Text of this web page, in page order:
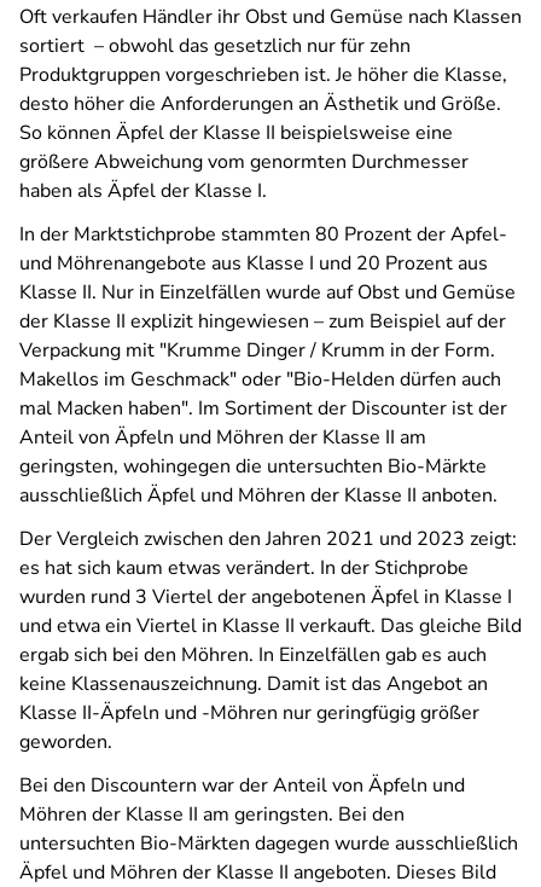
Oft verkaufen Händler ihr Obst und Gemüse nach Klassen
sortiert – obwohl das gesetzlich nur für zehn
Produktgruppen vorgeschrieben ist. Je höher die Klasse,
desto höher die Anforderungen an Ästhetik und Größe.
So können Äpfel der Klasse II beispielsweise eine
größere Abweichung vom genormten Durchmesser
haben als Äpfel der Klasse I.
In der Marktstichprobe stammten 80 Prozent der Apfel-
und Möhrenangebote aus Klasse I und 20 Prozent aus
Klasse II. Nur in Einzelfällen wurde auf Obst und Gemüse
der Klasse II explizit hingewiesen – zum Beispiel auf der
Verpackung mit "Krumme Dinger / Krumm in der Form.
Makellos im Geschmack" oder "Bio-Helden dürfen auch
mal Macken haben". Im Sortiment der Discounter ist der
Anteil von Äpfeln und Möhren der Klasse II am
geringsten, wohingegen die untersuchten Bio-Märkte
ausschließlich Äpfel und Möhren der Klasse II anboten.
Der Vergleich zwischen den Jahren 2021 und 2023 zeigt:
es hat sich kaum etwas verändert. In der Stichprobe
wurden rund 3 Viertel der angebotenen Äpfel in Klasse I
und etwa ein Viertel in Klasse II verkauft. Das gleiche Bild
ergab sich bei den Möhren. In Einzelfällen gab es auch
keine Klassenauszeichnung. Damit ist das Angebot an
Klasse II-Äpfeln und -Möhren nur geringfügig größer
geworden.
Bei den Discountern war der Anteil von Äpfeln und
Möhren der Klasse II am geringsten. Bei den
untersuchten Bio-Märkten dagegen wurde ausschließlich
Äpfel und Möhren der Klasse II angeboten. Dieses Bild